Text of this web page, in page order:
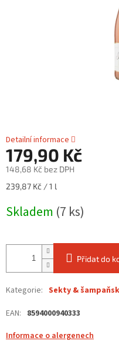
Detailní informace
179,90 Kč
148,68 Kč bez DPH
Měrná
239,87 Kč / 1 l
Skladem (7 ks)
Přidat do
Kategorie: Sekty &
EAN: 8594000940333
Informace o alergenech